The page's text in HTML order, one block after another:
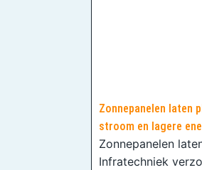
Zonnepanelen laten
stroom en lagere
Zonnepanelen
Infratechniek